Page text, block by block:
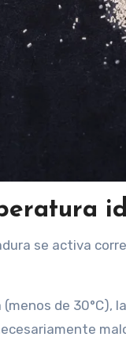
se activa
de 30°C),